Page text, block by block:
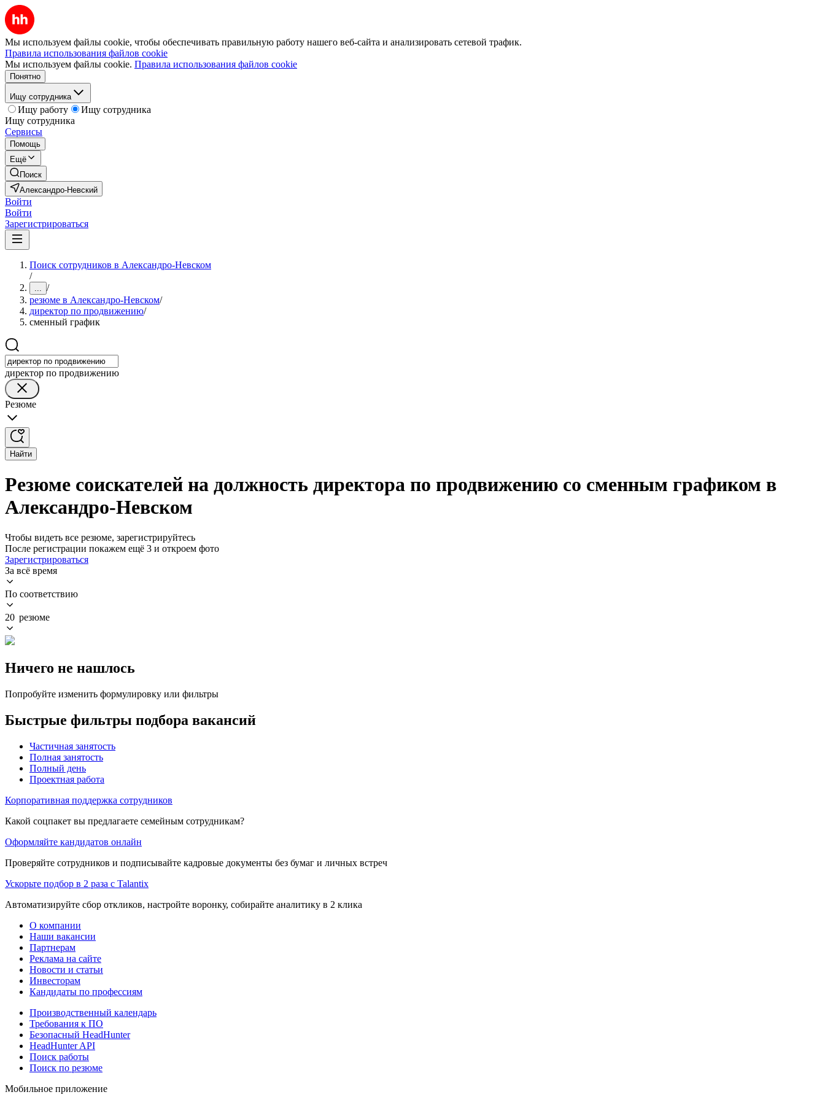
Мы используем файлы cookie, чтобы обеспечивать правильную работу нашего веб-сайта и анализировать сетевой трафик.
Правила использования файлов cookie
Мы используем файлы cookie. Правила использования файлов cookie
Понятно
Ищу сотрудника
Ищу работу
Ищу сотрудника
Ищу сотрудника
Сервисы
Помощь
Ещё
Поиск
Александро-Невский
Войти
Войти
Зарегистрироваться
Поиск сотрудников в Александро-Невском
/
... /
резюме в Александро-Невском/
директор по продвижению/
сменный график
директор по продвижению
Резюме
Найти
Резюме соискателей на должность директора по продвижению со сменным графиком в
Александро-Невском
Чтобы видеть все резюме, зарегистрируйтесь
После регистрации покажем ещё 3 и откроем фото
Зарегистрироваться
За всё время
По соответствию
20 резюме
Ничего не нашлось
Попробуйте изменить формулировку или фильтры
Быстрые фильтры подбора вакансий
Частичная занятость
Полная занятость
Полный день
Проектная работа
Корпоративная поддержка сотрудников
Какой соцпакет вы предлагаете семейным сотрудникам?
Оформляйте кандидатов онлайн
Проверяйте сотрудников и подписывайте кадровые документы без бумаг и личных встреч
Ускорьте подбор в 2 раза с Talantix
Автоматизируйте сбор откликов, настройте воронку, собирайте аналитику в 2 клика
О компании
Наши вакансии
Партнерам
Реклама на сайте
Новости и статьи
Инвесторам
Кандидаты по профессиям
Производственный календарь
Требования к ПО
Безопасный HeadHunter
HeadHunter API
Поиск работы
Поиск по резюме
Мобильное приложение